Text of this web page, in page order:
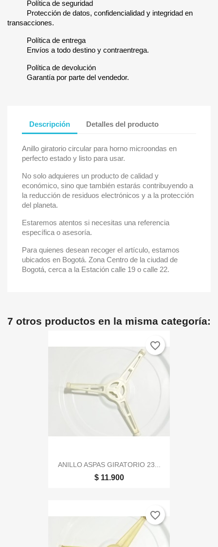
Política de seguridad
Protección de datos, confidencialidad y integridad en
transacciones.
Política de entrega
Envíos a todo destino y contraentrega.
Política de devolución
Garantía por parte del vendedor.
Descripción Detalles del producto
Anillo giratorio circular para horno microondas en
perfecto estado y listo para usar.
No solo adquieres un producto de calidad y
económico, sino que también estarás contribuyendo a
la reducción de residuos electrónicos y a la protección
del planeta.
Estaremos atentos si necesitas una referencia
específica o asesoría.
Para quienes desean recoger el artículo, estamos
ubicados en Bogotá. Zona Centro de la ciudad de
Bogotá, cerca a la Estación calle 19 o calle 22.
7 otros productos en la misma categoría:
ANILLO ASPAS GIRATORIO 23...
$ 11.900
favorite_border
favorite_border